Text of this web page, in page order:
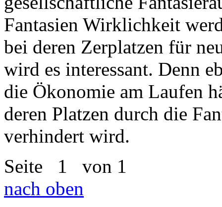
Fantasien Wirklichkeit
bei deren Zerplatzen für
wird es interessant. Denn
die Ökonomie am Laufen
deren Platzen durch die
verhindert wird.
Seite 1 von 1
nach oben